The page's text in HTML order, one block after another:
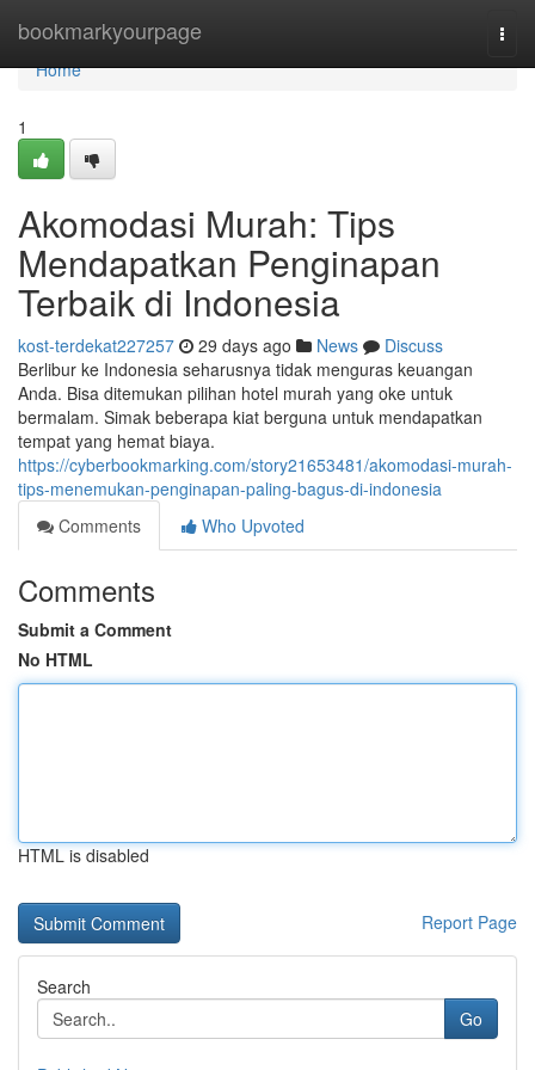
bookmarkyourpage
Home
Home
1
Akomodasi Murah: Tips
Mendapatkan Penginapan
Terbaik di Indonesia
kost-terdekat227257 29 days ago News
Discuss
Berlibur ke Indonesia seharusnya tidak menguras keuangan
Anda. Bisa ditemukan pilihan hotel murah yang oke untuk
bermalam. Simak beberapa kiat berguna untuk mendapatkan
tempat yang hemat biaya.
https://cyberbookmarking.com/story21653481/akomodasi-murah-
tips-menemukan-penginapan-paling-bagus-di-indonesia
Comments
Who Upvoted
Comments
Submit a Comment
No HTML
HTML is disabled
Report Page
Search
Go